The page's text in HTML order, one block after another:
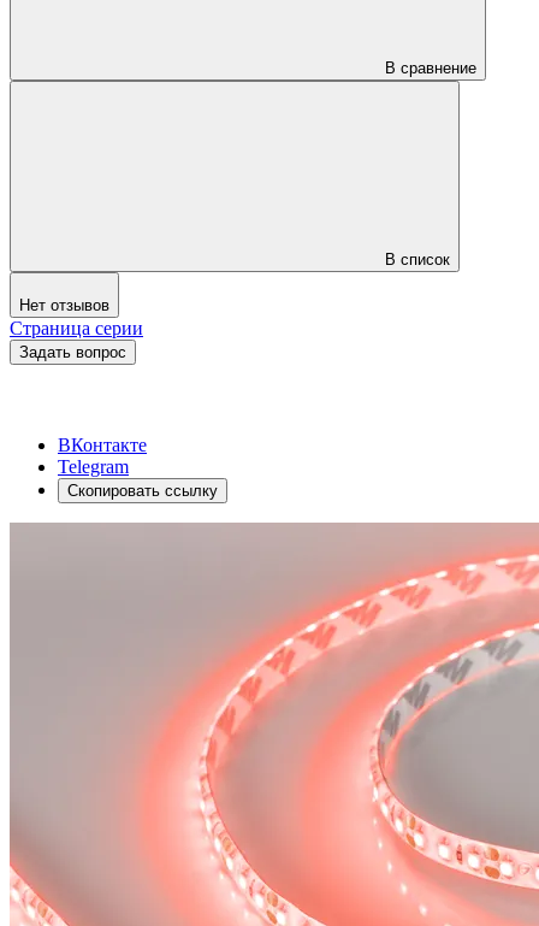
В сравнение
В список
Нет отзывов
Страница серии
Задать вопрос
ВКонтакте
Telegram
Скопировать ссылку